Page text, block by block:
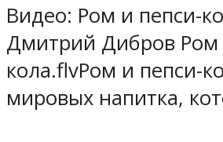
Видео: Ром и пепси-
Дмитрий Дибров Ром
кола.flvРом и пепси-
мировых напитка,